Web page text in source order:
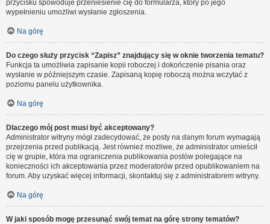
przycisku spowoduje przeniesienie cię do formularza, który po jego
wypełnieniu umożliwi wysłanie zgłoszenia.
Na górę
Do czego służy przycisk “Zapisz” znajdujący się w oknie tworzenia tematu?
Funkcja ta umożliwia zapisanie kopii roboczej i dokończenie pisania oraz
wysłanie w późniejszym czasie. Zapisaną kopię roboczą można wczytać z
poziomu panelu użytkownika.
Na górę
Dlaczego mój post musi być akceptowany?
Administrator witryny mógł zadecydować, że posty na danym forum wymagają
przejrzenia przed publikacją. Jest również możliwe, że administrator umieścił
cię w grupie, która ma ograniczenia publikowania postów polegające na
konieczności ich akceptowania przez moderatorów przed opublikowaniem na
forum. Aby uzyskać więcej informacji, skontaktuj się z administratorem witryny.
Na górę
W jaki sposób mogę przesunąć swój temat na górę strony tematów?